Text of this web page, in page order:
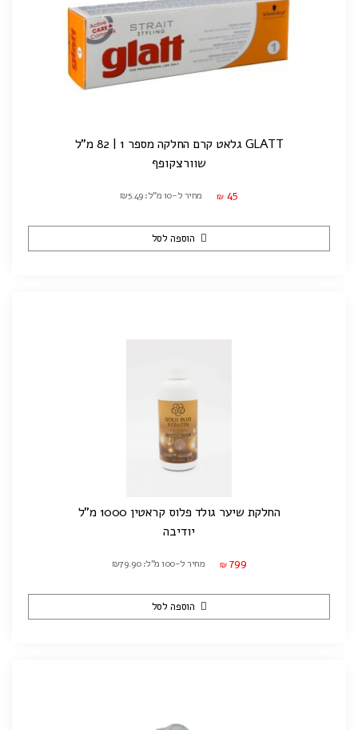
GLATT גלאט קרם החלקה מספר 1 | 82 מ"ל
שוורצקופף
₪ 45 מחיר ל-10 מ"ל: ₪5.49
הוספה לסל
החלקת שיער גולד פלוס קראטין 1000 מ"ל
יודיבה
₪ 799 מחיר ל-100 מ"ל: ₪79.90
הוספה לסל